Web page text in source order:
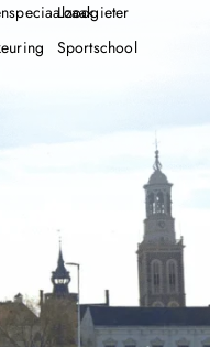
Loodgieter
Sportschool